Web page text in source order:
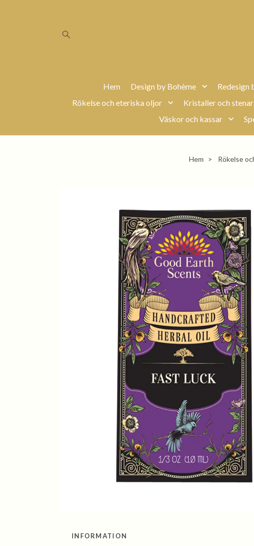
Hem Design by Bohème Redesign
Rökelse och eteriska oljor
Kristaller och stenar
Väskor och kassar
Hem Rökelse
INFORMATION